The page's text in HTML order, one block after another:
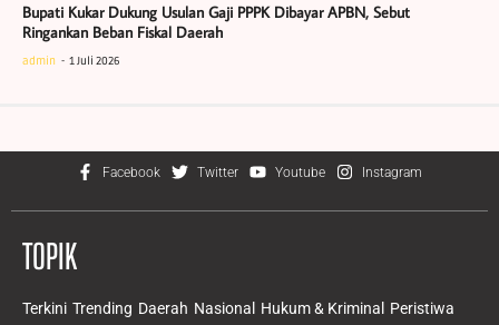
Bupati Kukar Dukung Usulan Gaji PPPK Dibayar APBN, Sebut
Ringankan Beban Fiskal Daerah
admin 1 Juli 2026
Facebook Twitter Youtube Instagram
TOPIK
Terkini Trending Daerah Nasional Hukum & Kriminal
Peristiwa